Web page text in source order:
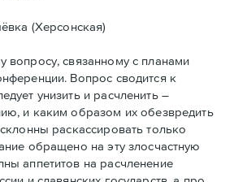
(Херсонская)
вопросу, связанному с планами
Вопрос сводится к
унизить и расчленить –
и каким образом их обезвредить
раскассировать только
обращено на эту злосчастную
аппетитов на расчленение